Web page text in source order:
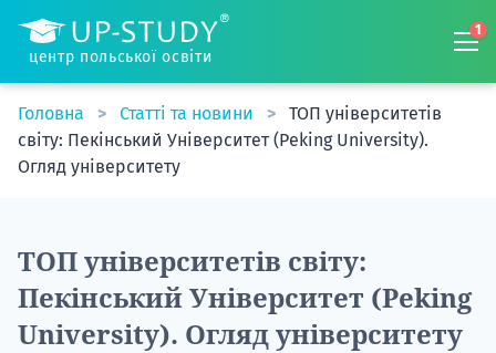
центр польської освіти
1
Головна Статті та новини
ТОП університетів
світу: Пекінський Університет (Peking University).
Огляд університету
ТОП університетів світу:
Пекінський Університет (Peking
University). Огляд університету